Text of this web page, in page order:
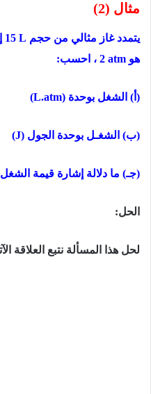
مثال (2)
يتمدد غاز مثالي من حجم 15 L
هو 2 atm ، احسب:
(أ) الشغل بوحدة (L.atm)
(ب) الشغـل بوحدة الجول (J)
(جـ) ما دلالة إشارة قيمة الشغل
الحل:
لحل ھذا المسألة نتبع العلاقة